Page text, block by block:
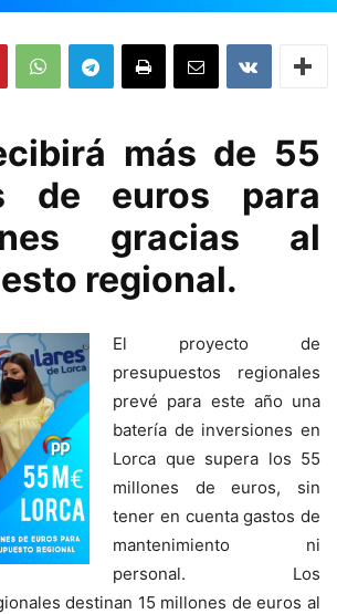
más de 55
de euros para
gracias al
regional.
El proyecto de
presupuestos regionales
prevé para este año una
batería de inversiones en
Lorca que supera los 55
millones de euros, sin
tener en cuenta gastos de
mantenimiento ni
personal. Los
destinan 15 millones de euros al